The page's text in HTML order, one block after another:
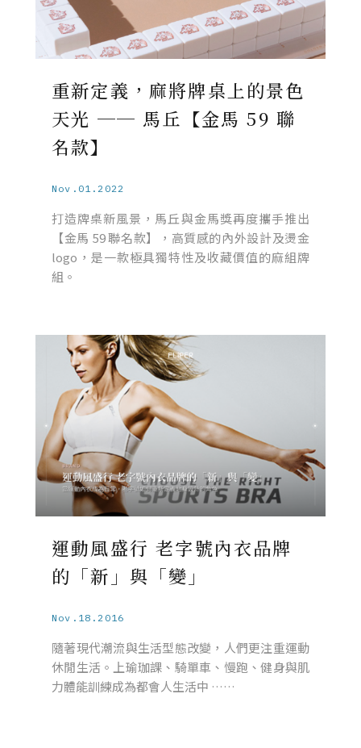
重新定義，麻將牌桌上的景色
天光 ── 馬丘【金馬 59 聯
名款】
Nov.01.2022
打造牌桌新風景，馬丘與金馬獎再度攜手推出
【金馬 59 聯名款】，高質感的內外設計及燙金
logo，是一款極具獨特性及收藏價值的麻組牌
組。
運動風盛行 老字號內衣品牌
的「新」與「變」
Nov.18.2016
隨著現代潮流與生活型態改變，人們更注重運動
休閒生活。上瑜珈課、騎單車、慢跑、健身與肌
力體能訓練成為都會人生活中 ……